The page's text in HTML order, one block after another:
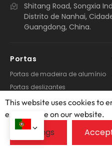
Shitang Road, Songxia
Distrito de Nanhai,
Guangdong, China.
Portas
Portas de madeira de alumínio
Portas deslizantes
Portas bifold
Portas de bolso
Portas dobráveis
Portas de batente
This website uses cookies to
exprerience on our website.